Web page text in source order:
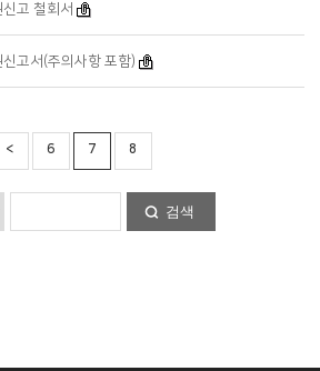
고 철회서
고서(주의사항 포함)
< 6 7 8
검색